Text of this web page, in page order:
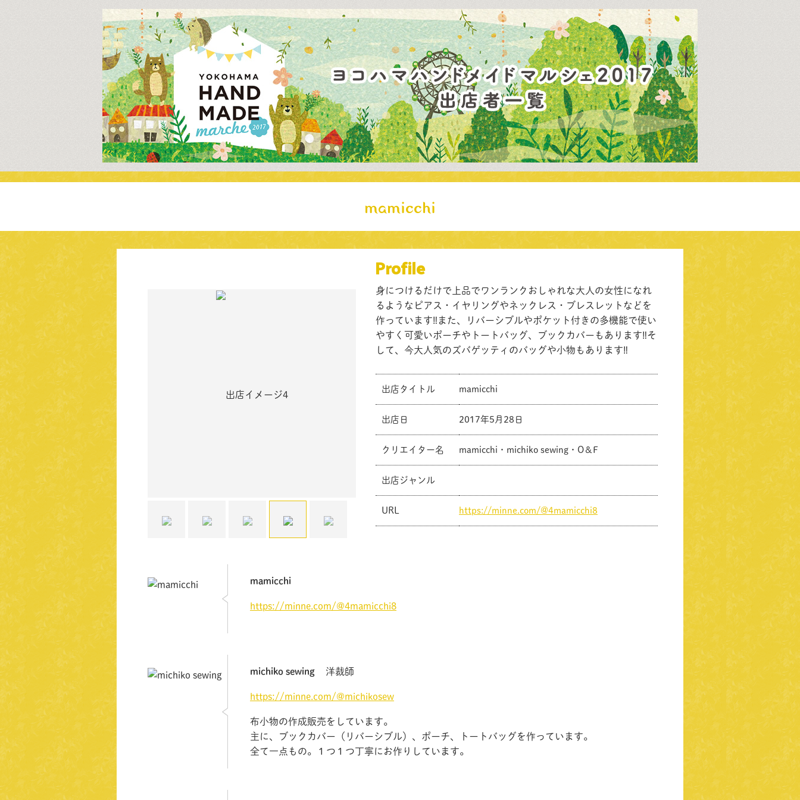
mamicchi
Profile
身につけるだけで上品でワンランクおしゃれな大人の女性になれ
るようなピアス・イヤリングやネックレス・ブレスレットなどを
作っています‼︎また、リバーシブルやポケット付きの多機能で使い
やすく可愛いポーチやトートバッグ、ブックカバーもあります‼︎そ
して、今大人気のズバゲッティのバッグや小物もあります‼︎
出店タイトル mamicchi
出店日 2017年5月28日
クリエイター名 mamicchi・michiko sewing・O＆F
出店ジャンル
URL https://minne.com/@4mamicchi8
mamicchi
https://minne.com/@4mamicchi8
michiko sewing 洋裁師
https://minne.com/@michikosew
布小物の作成販売をしています。
主に、ブックカバー（リバーシブル）、ポーチ、トートバッグを作っています。
全て一点もの。１つ１つ丁寧にお作りしています。
共有方法を選択